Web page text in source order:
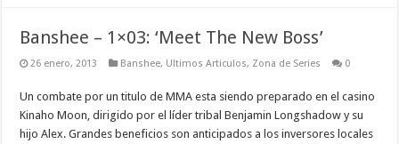
Banshee – 1×03: ‘Meet The New Boss’
26 enero, 2013 Banshee, Ultimos Articulos, Zona de Series 0
Un combate por un titulo de MMA esta siendo preparado en el casino
Kinaho Moon, dirigido por el líder tribal Benjamin Longshadow y su
hijo Alex. Grandes beneficios son anticipados a los inversores locales